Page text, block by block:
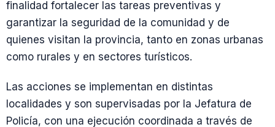
finalidad fortalecer las tareas preventivas y
garantizar la seguridad de la comunidad y de
quienes visitan la provincia, tanto en zonas urbanas
como rurales y en sectores turísticos.
Las acciones se implementan en distintas
localidades y son supervisadas por la Jefatura de
Policía, con una ejecución coordinada a través de